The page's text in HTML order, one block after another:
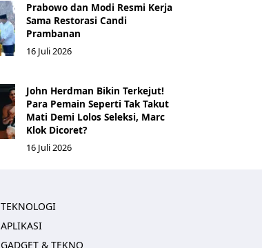
Prabowo dan Modi Resmi Kerja
Sama Restorasi Candi
Prambanan
16 Juli 2026
John Herdman Bikin Terkejut!
Para Pemain Seperti Tak Takut
Mati Demi Lolos Seleksi, Marc
Klok Dicoret?
16 Juli 2026
TEKNOLOGI
APLIKASI
GADGET & TEKNO